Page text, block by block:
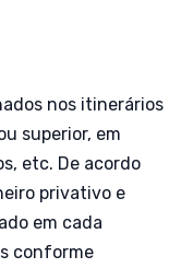
nos itinerários
superior, em
etc. De acordo
privativo e
em cada
conforme